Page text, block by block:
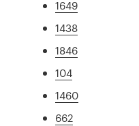
1649
1438
1846
104
1460
662